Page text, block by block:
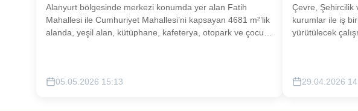
Alanyurt bölgesinde merkezi konumda yer alan Fatih
Mahallesi ile Cumhuriyet Mahallesi’ni kapsayan 4681 m²’lik
alanda, yeşil alan, kütüphane, kafeterya, otopark ve çocuk
05.05.2026 15:13
Çevre, Şehircilik
kurumlar ile iş
yürütülecek
29.04.2026